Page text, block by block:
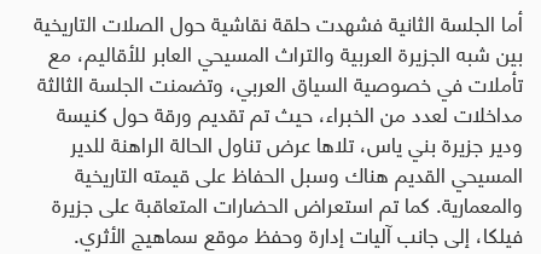
أما الجلسة الثانية فشهدت حلقة نقاشية حول الصلات التاريخية
بين شبه الجزيرة العربية والتراث المسيحي العابر للأقاليم، مع
تأملات في خصوصية السياق العربي، وتضمنت الجلسة الثالثة
مداخلات لعدد من الخبراء، حيث تم تقديم ورقة حول كنيسة
ودير جزيرة بني ياس، تلاها عرض تناول الحالة الراهنة للدير
المسيحي القديم هناك وسبل الحفاظ على قيمته التاريخية
والمعمارية. كما تم استعراض الحضارات المتعاقبة على جزيرة
فيلكا، إلى جانب آليات إدارة وحفظ موقع سماهيج الأثري.